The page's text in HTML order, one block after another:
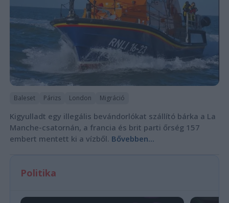
Baleset Párizs London Migráció
Kigyulladt egy illegális bevándorlókat szállító bárka a La
Manche-csatornán, a francia és brit parti őrség 157
embert mentett ki a vízből. Bővebben...
Politika